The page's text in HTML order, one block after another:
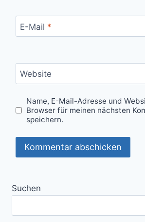
E-Mail *
Website
Name, E-Mail-Adresse und
Browser für meinen nächsten
speichern.
Suchen